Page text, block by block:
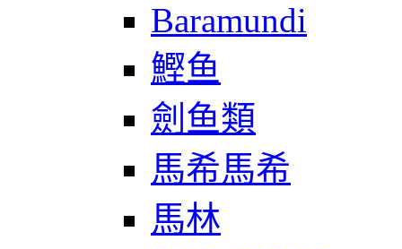
Baramundi
鰹鱼
劍鱼類
馬希馬希
馬林